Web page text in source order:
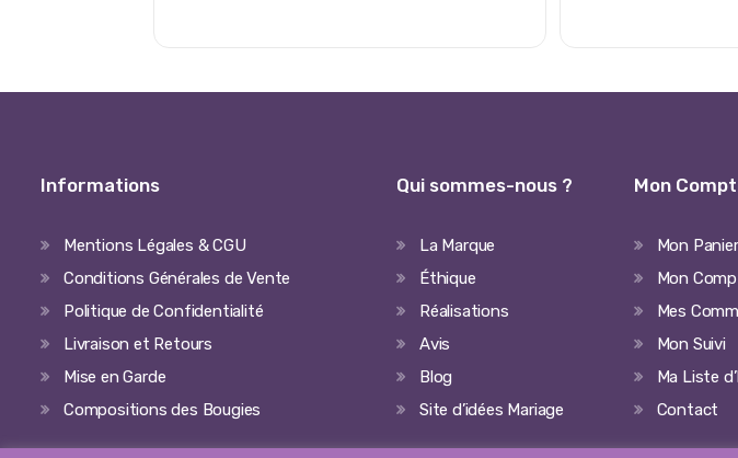
Informations
Mentions Légales & CGU
Conditions Générales de Vente
Politique de Confidentialité
Livraison et Retours
Mise en Garde
Compositions des Bougies
Qui sommes-nous ?
La Marque
Éthique
Réalisations
Avis
Blog
Site d’idées Mariage
Mon
Mon Panier
Mon
Mes
Mon Suivi
Ma Liste
Contact